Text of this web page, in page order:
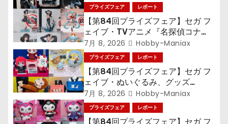
ョ
ン
プライズフェア レポート
【第84回プライズフェア】セガ フ
ェイブ・TVアニメ『名探偵コナ
ン』TVアニメ『呪術廻戦』『〈物
語〉シリーズ』「初音ミク」
7月 8, 2026 Hobby-Maniax
プライズフェア レポート
【第84回プライズフェア】セガ フ
ェイブ・ぬいぐるみ、グッズ
『LiSA』『ミニオン』『おさるの
ジョージ』『ポケットモンスター』
7月 8, 2026 Hobby-Maniax
プライズフェア レポート
【第84回プライズフェア】セガ フ